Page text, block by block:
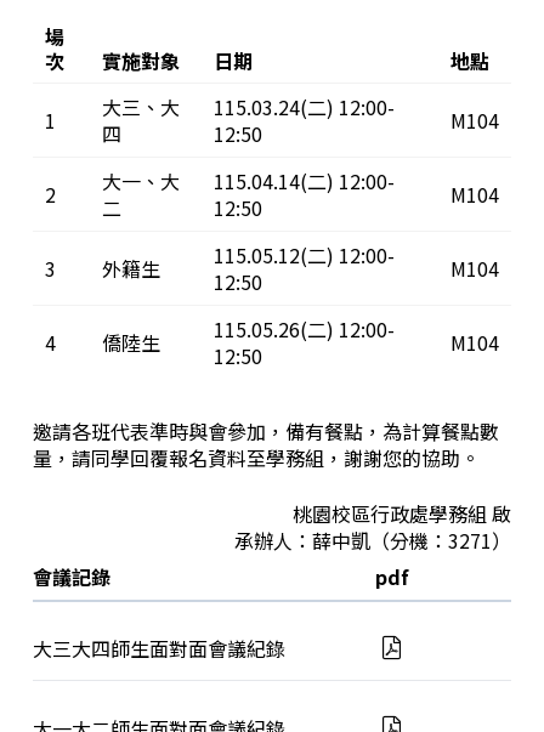
場
次
實施對象 日期 地點
1
大三、大
四
115.03.24(二) 12:00-
12:50
M104
2
大一、大
二
115.04.14(二) 12:00-
12:50
M104
3 外籍生
115.05.12(二) 12:00-
12:50
M104
4 僑陸生
115.05.26(二) 12:00-
12:50
M104
邀請各班代表準時與會參加，備有餐點， 為計算餐點數
量， 請同學回覆報名資料至學務組 ，謝謝您的協助。
桃園校區行政處學務組 啟
承辦人：薛中凱（分機：3271）
會議記錄
pdf
大三大四師生面對面會議紀錄